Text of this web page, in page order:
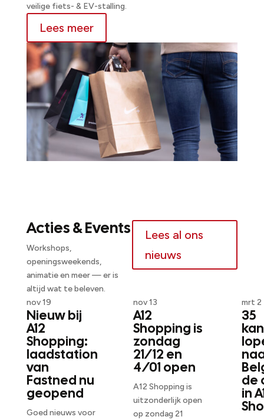
veilige fiets- & EV-stalling.
Lees meer
Acties & Events
Workshops,
openingsweekends,
animatie en meer — er is
altijd wat te beleven.
Lees al ons
nieuws
nov 19
Nieuw bij
A12
Shopping:
laadstation
van
Fastned nu
geopend
Goed nieuws voor
nov 13
A12
Shopping is
zondag
21/12 en
4/01 open
A12 Shopping is
uitzonderlijk open
op zondag 21
mrt 2
35
de
in